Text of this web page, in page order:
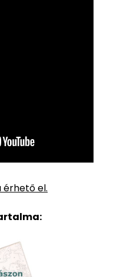
el.